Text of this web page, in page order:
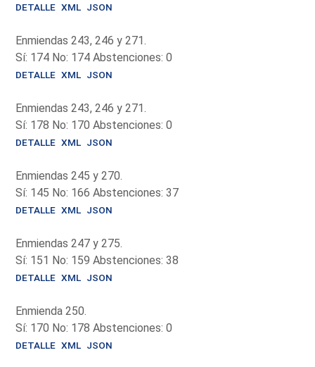
DETALLE XML JSON
Enmiendas 243, 246 y 271.
Sí: 174 No: 174 Abstenciones: 0
DETALLE XML JSON
Enmiendas 243, 246 y 271.
Sí: 178 No: 170 Abstenciones: 0
DETALLE XML JSON
Enmiendas 245 y 270.
Sí: 145 No: 166 Abstenciones: 37
DETALLE XML JSON
Enmiendas 247 y 275.
Sí: 151 No: 159 Abstenciones: 38
DETALLE XML JSON
Enmienda 250.
Sí: 170 No: 178 Abstenciones: 0
DETALLE XML JSON